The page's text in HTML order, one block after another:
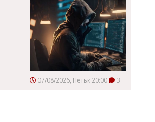
07/08/2026, Петък 20:00 3